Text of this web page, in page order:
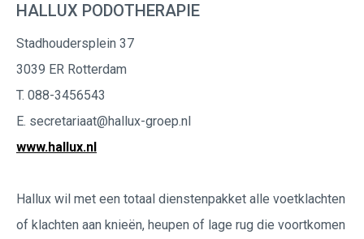
HALLUX PODOTHERAPIE
Stadhoudersplein 37
3039 ER Rotterdam
T. 088-3456543
E. secretariaat@hallux-groep.nl
www.hallux.nl
Hallux wil met een totaal dienstenpakket alle voetklachten
of klachten aan knieën, heupen of lage rug die voortkomen